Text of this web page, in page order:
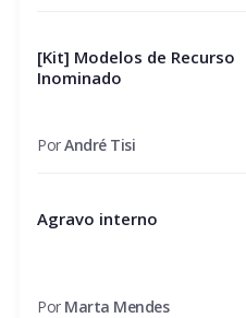
[Kit] Modelos de Recurso
Inominado
PorAndré Tisi
Agravo interno
Por Marta Mendes